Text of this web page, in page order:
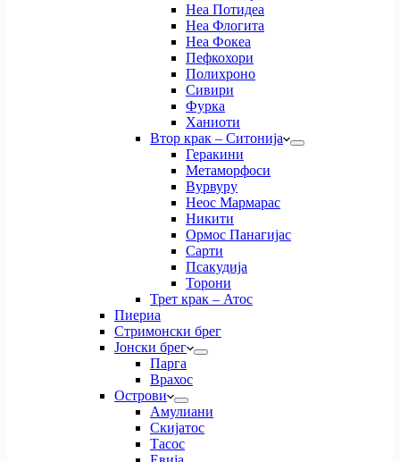
Неа Потидеа
Неа Флогита
Неа Фокеа
Пефкохори
Полихроно
Сивири
Фурка
Ханиоти
Втор крак – Ситонија
Геракини
Метаморфоси
Вурвуру
Неос Мармарас
Никити
Ормос Панагијас
Сарти
Псакудија
Торони
Трет крак – Атос
Пиериа
Стримонски брег
Јонски брег
Парга
Врахос
Острови
Амулиани
Скијатос
Тасос